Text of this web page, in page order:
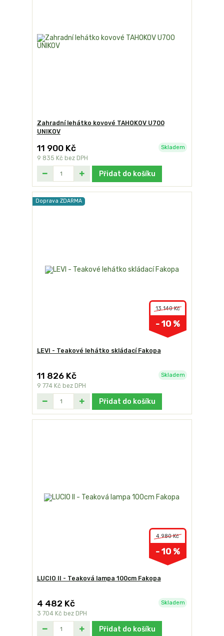
Zahradní lehátko kovové TAHOKOV U700
UNIKOV
11 900 Kč
9 835 Kč bez DPH
Skladem
Přidat do košíku
Doprava ZDARMA
13 140 Kč
- 10 %
LEVI - Teakové lehátko skládací Fakopa
11 826 Kč
9 774 Kč bez DPH
Skladem
Přidat do košíku
4 980 Kč
- 10 %
LUCIO II - Teaková lampa 100cm Fakopa
4 482 Kč
3 704 Kč bez DPH
Skladem
Přidat do košíku